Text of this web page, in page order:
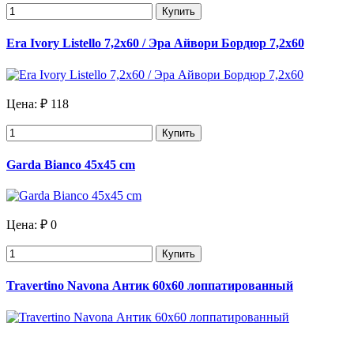
Купить
Era Ivory Listello 7,2x60 / Эра Айвори Бордюр 7,2х60
Цена: ₽ 118
Купить
Garda Bianco 45x45 cm
Цена: ₽ 0
Купить
Travertino Navona Антик 60x60 лоппатированный